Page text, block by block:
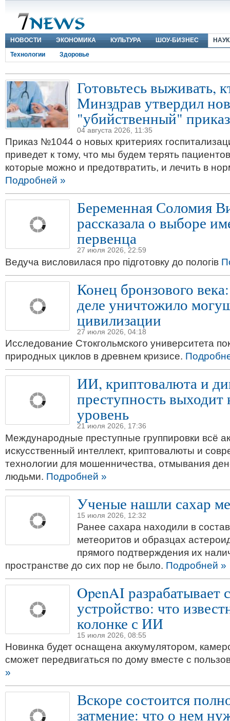
НОВОСТИ ЭКОНОМИКА КУЛЬТУРА ШОУ-БИЗНЕС
Технологии
Здоровье
Готовьтесь выживать,
Минздрав утвердил
"убийственный" приказ
04 августа 2026, 11:35
Приказ №1044 о новых критериях
приведет к тому, что мы будем терять
которые можно и предотвратить, и лечить в
Подробней »
Беременная Соломия
рассказала о выборе
первенца
27 июля 2026, 22:59
Ведуча висловилася про підготовку до пологів
Конец бронзового
деле уничтожило
цивилизации
27 июля 2026, 04:18
Исследование Стокгольмского университета
природных циклов в древнем кризисе.
ИИ, криптовалюта и
преступность
уровень
21 июля 2026, 17:36
Международные преступные группировки всё
искусственный интеллект, криптовалюты и
технологии для мошенничества, отмывания
людьми. Подробней »
Ученые нашли сахар
15 июля 2026, 12:32
Ранее сахара находили в
метеоритов и образцах
прямого подтверждения их
пространстве до сих пор не было. Подробней »
OpenAI разрабатывает
устройство: что
колонке с ИИ
15 июля 2026, 08:55
Новинка будет оснащена аккумулятором,
сможет передвигаться по дому вместе с
»
Вскоре состоится
затмение: что о нем